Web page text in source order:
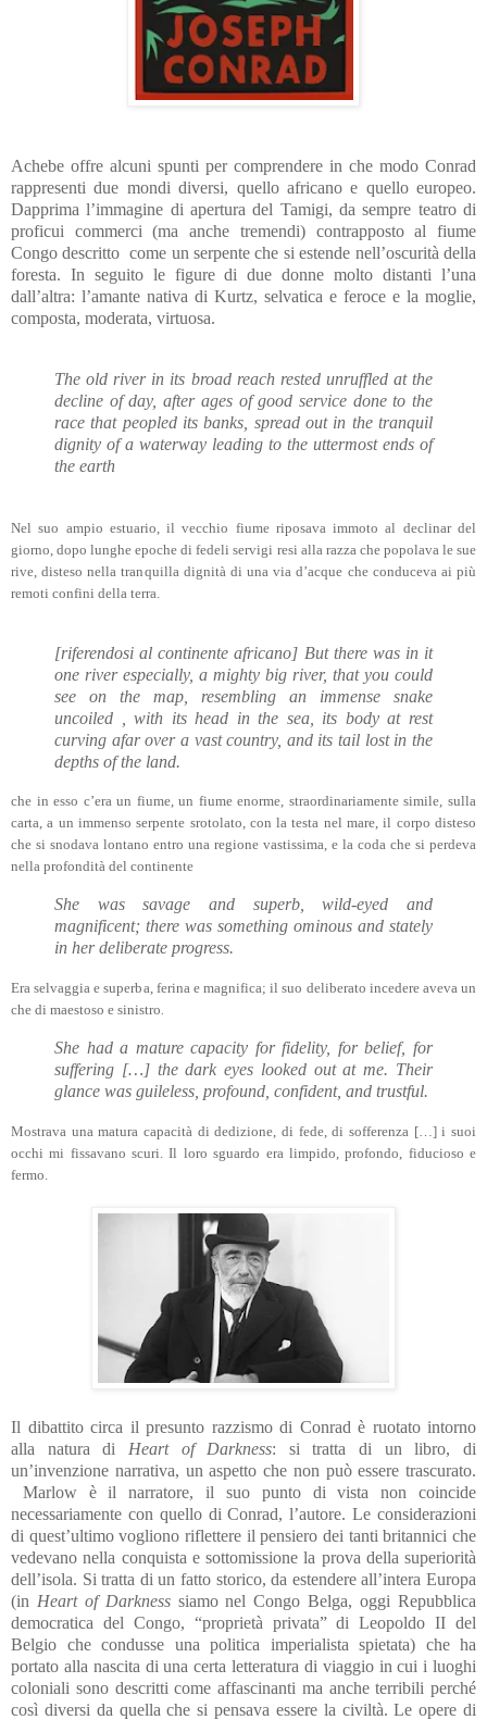
Achebe offre alcuni spunti per comprendere in che modo Conrad
rappresenti due mondi diversi, quello africano e quello europeo.
Dapprima l’immagine di apertura del Tamigi, da sempre teatro di
proficui commerci (ma anche tremendi) contrapposto al fiume
Congo descritto come un serpente che si estende nell’oscurità della
foresta. In seguito le figure di due donne molto distanti l’una
dall’altra: l’amante nativa di Kurtz, selvatica e feroce e la moglie,
composta, moderata, virtuosa.
The old river in its broad reach rested unruffled at the
decline of day, after ages of good service done to the
race that peopled its banks, spread out in the tranquil
dignity of a waterway leading to the uttermost ends of
the earth
Nel suo ampio estuario, il vecchio fiume riposava immoto al declinar del
giorno, dopo lunghe epoche di fedeli servigi resi alla razza che popolava le sue
rive, disteso nella tranquilla dignità di una via d’acque che conduceva ai più
remoti confini della terra.
[riferendosi al continente africano] But there was in it
one river especially, a mighty big river, that you could
see on the map, resembling an immense snake
uncoiled , with its head in the sea, its body at rest
curving afar over a vast country, and its tail lost in the
depths of the land.
che in esso c’era un fiume, un fiume enorme, straordinariamente simile, sulla
carta, a un immenso serpente srotolato, con la testa nel mare, il corpo disteso
che si snodava lontano entro una regione vastissima, e la coda che si perdeva
nella profondità del continente
She was savage and superb, wild-eyed and
magnificent; there was something ominous and stately
in her deliberate progress.
Era selvaggia e superba, ferina e magnifica; il suo deliberato incedere aveva un
che di maestoso e sinistro.
She had a mature capacity for fidelity, for belief, for
suffering […] the dark eyes looked out at me. Their
glance was guileless, profound, confident, and trustful.
Mostrava una matura capacità di dedizione, di fede, di sofferenza […] i suoi
occhi mi fissavano scuri. Il loro sguardo era limpido, profondo, fiducioso e
fermo.
Il dibattito circa il presunto razzismo di Conrad è ruotato intorno
alla natura di Heart of Darkness: si tratta di un libro, di
un’invenzione narrativa, un aspetto che non può essere trascurato.
Marlow è il narratore, il suo punto di vista non coincide
necessariamente con quello di Conrad, l’autore. Le considerazioni
di quest’ultimo vogliono riflettere il pensiero dei tanti britannici che
vedevano nella conquista e sottomissione la prova della superiorità
dell’isola. Si tratta di un fatto storico, da estendere all’intera Europa
(in Heart of Darknesssiamo nel Congo Belga, oggi Repubblica
democratica del Congo, “proprietà privata” di Leopoldo II del
Belgio che condusse una politica imperialista spietata) che ha
portato alla nascita di una certa letteratura di viaggio in cui i luoghi
coloniali sono descritti come affascinanti ma anche terribili perché
così diversi da quella che si pensava essere la civiltà. Le opere di